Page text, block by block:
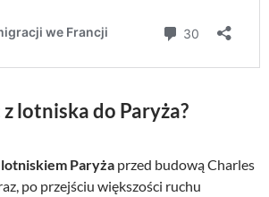
lotniska do Paryża?
lotniskiem Paryża przed budową Charles
po przejściu większości ruchu